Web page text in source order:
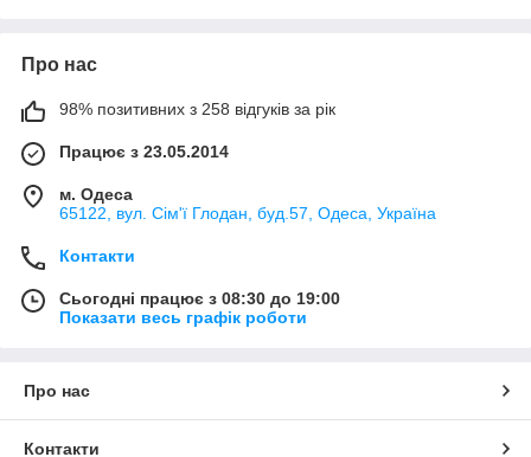
Про нас
98% позитивних з 258 відгуків за рік
Працює з 23.05.2014
м. Одеса
65122, вул. Сім'ї Глодан, буд.57, Одеса, Україна
Контакти
Сьогодні працює з 08:30 до 19:00
Показати весь графік роботи
Про нас
Контакти